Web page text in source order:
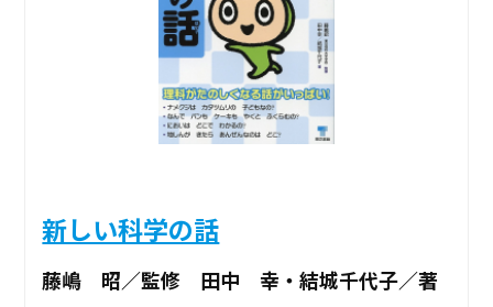
新しい科学の話
藤嶋 昭／監修 田中 幸・結城千代子／著